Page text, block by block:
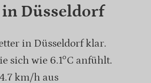
Düsseldorf
in Düsseldorf klar.
sich wie 6.1°C anfühlt.
km/h aus